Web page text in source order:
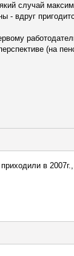
случай
- вдруг
(на
в